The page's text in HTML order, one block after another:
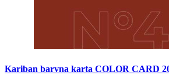
Kariban barvna karta COLOR CARD